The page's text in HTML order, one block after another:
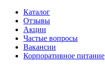
Каталог
Отзывы
Акции
Частые вопросы
Вакансии
Корпоративное питание